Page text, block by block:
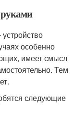
руками
особенно
имеет смысл
Тем
следующие